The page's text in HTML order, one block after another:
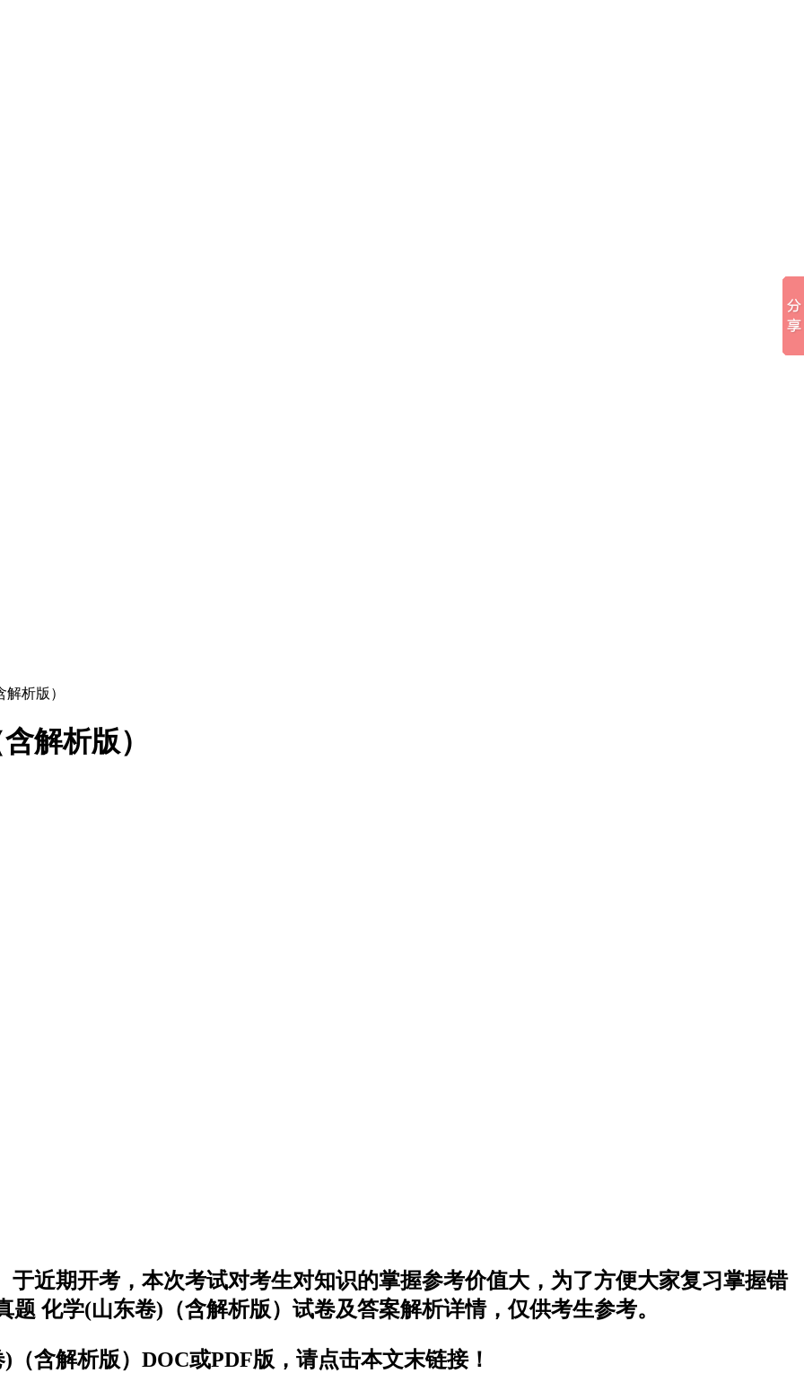
析版）
解析版）
于近期开考，本次考试对考生对知识的掌握参考价值大，为了方便大家复习掌握错
化学(山东卷)（含解析版）试卷及答案解析详情，仅供考生参考。
含解析版）DOC或PDF版，请点击本文末链接！